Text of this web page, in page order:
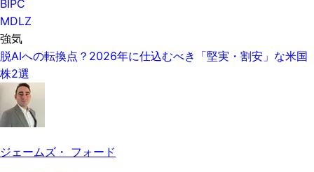
BIPC
MDLZ
強気
脱AIへの転換点？2026年に仕込むべき「堅実・割安」な米国
株2選
ジェームズ・ フォード